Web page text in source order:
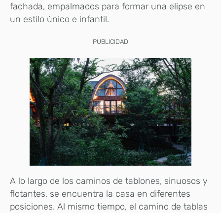
fachada, empalmados para formar una elipse en
un estilo único e infantil.
PUBLICIDAD
A lo largo de los caminos de tablones, sinuosos y
flotantes, se encuentra la casa en diferentes
posiciones. Al mismo tiempo, el camino de tablas